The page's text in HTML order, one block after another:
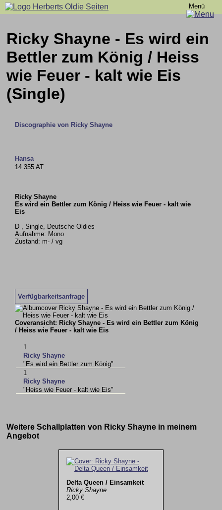
Menü
Ricky Shayne - Es wird ein
Bettler zum König / Heiss
wie Feuer - kalt wie Eis
(Single)
Discographie von Ricky Shayne
Hansa
14 355 AT
Ricky Shayne
Es wird ein Bettler zum König / Heiss wie Feuer - kalt wie
Eis
D , Single, Deutsche Oldies
Aufnahme: Mono
Zustand: m- / vg
Verfügbarkeitsanfrage
Coveransicht: Ricky Shayne - Es wird ein Bettler zum König
/ Heiss wie Feuer - kalt wie Eis
1
Ricky Shayne
"Es wird ein Bettler zum König"
1
Ricky Shayne
"Heiss wie Feuer - kalt wie Eis"
Weitere Schallplatten von Ricky Shayne in meinem
Angebot
Delta Queen / Einsamkeit
Ricky Shayne
2,00 €